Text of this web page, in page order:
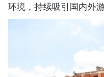
环境，持续吸引国内外游